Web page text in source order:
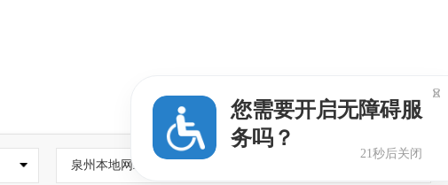
泉州本地网站
您需要开启无障碍服
务吗？
20秒后关闭
